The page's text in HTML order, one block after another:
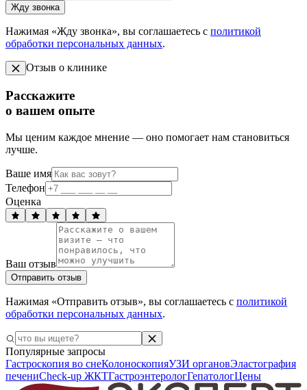
Жду звонка
Нажимая «Жду звонка», вы соглашаетесь с политикой
обработки персональных данных.
Отзыв о клинике
Расскажите
о вашем опыте
Мы ценим каждое мнение — оно помогает нам становиться
лучше.
Ваше имя
Телефон
Оценка
Ваш отзыв
Отправить отзыв
Нажимая «Отправить отзыв», вы соглашаетесь с политикой
обработки персональных данных.
Популярные запросы
Гастроскопия во снеКолоноскопияУЗИ органовЭластография
печениCheck-up ЖКТГастроэнтерологГепатологЦены